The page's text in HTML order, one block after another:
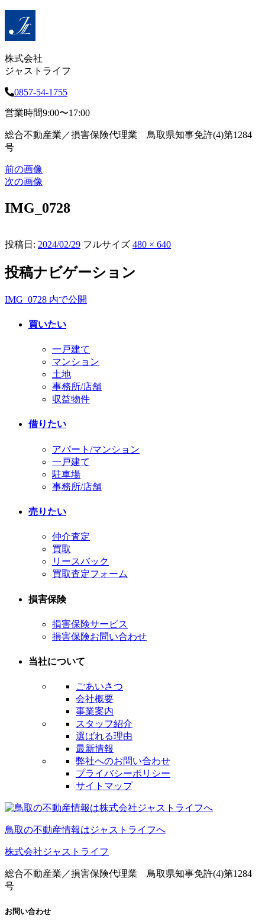
株式会社
ジャストライフ
0857-54-1755
営業時間9:00〜17:00
総合不動産業／損害保険代理業 鳥取県知事免許(4)第1284
号
前の画像
次の画像
IMG_0728
投稿日: 2024/02/29 フルサイズ 480 × 640
投稿ナビゲーション
IMG_0728 内で公開
買いたい
一戸建て
マンション
土地
事務所/店舗
収益物件
借りたい
アパート/マンション
一戸建て
駐車場
事務所/店舗
売りたい
仲介査定
買取
リースバック
買取査定フォーム
損害保険
損害保険サービス
損害保険お問い合わせ
当社について
ごあいさつ
会社概要
事業案内
スタッフ紹介
選ばれる理由
最新情報
弊社へのお問い合わせ
プライバシーポリシー
サイトマップ
鳥取の不動産情報はジャストライフへ
株式会社ジャストライフ
総合不動産業／損害保険代理業 鳥取県知事免許(4)第1284
号
お問い合わせ